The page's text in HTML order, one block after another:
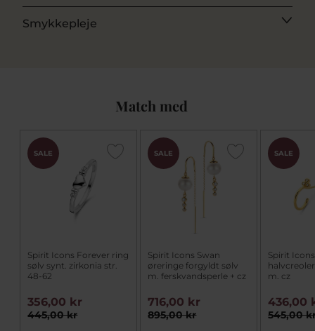
Smykkepleje
Match med
SALE
Spirit Icons Forever ring
sølv synt. zirkonia str.
48-62
445,00 kr
356,00 kr
SALE
Spirit Icons Swan
øreringe forgyldt sølv
m. ferskvandsperle + cz
895,00 kr
716,00 kr
SALE
Spirit
m. cz
545,00
436,00